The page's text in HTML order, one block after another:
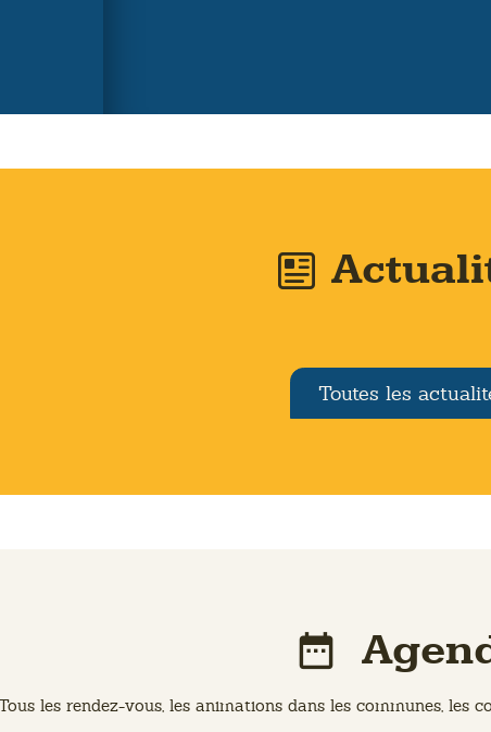
Toutes les
Tous les rendez-vous, les animations dans les communes, les